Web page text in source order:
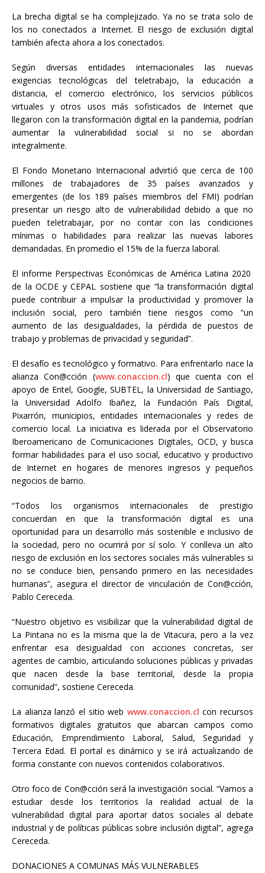
La brecha digital se ha complejizado. Ya no se trata solo de
los no conectados a Internet. El riesgo de exclusión digital
también afecta ahora a los conectados.
Según diversas entidades internacionales las nuevas
exigencias tecnológicas del teletrabajo, la educación a
distancia, el comercio electrónico, los servicios públicos
virtuales y otros usos más sofisticados de Internet que
llegaron con la transformación digital en la pandemia, podrían
aumentar la vulnerabilidad social si no se abordan
integralmente.
El Fondo Monetario Internacional advirtió que cerca de 100
millones de trabajadores de 35 países avanzados y
emergentes (de los 189 países miembros del FMI) podrían
presentar un riesgo alto de vulnerabilidad debido a que no
pueden teletrabajar, por no contar con las condiciones
mínimas o habilidades para realizar las nuevas labores
demandadas. En promedio el 15% de la fuerza laboral.
El informe Perspectivas Económicas de América Latina 2020
de la OCDE y CEPAL sostiene que “la transformación digital
puede contribuir a impulsar la productividad y promover la
inclusión social, pero también tiene riesgos como “un
aumento de las desigualdades, la pérdida de puestos de
trabajo y problemas de privacidad y seguridad”.
El desafío es tecnológico y formativo. Para enfrentarlo nace la
alianza Con@cción (www.conaccion.cl) que cuenta con el
apoyo de Entel, Google, SUBTEL, la Universidad de Santiago,
la Universidad Adolfo Ibañez, la Fundación País Digital,
Pixarrón, municipios, entidades internacionales y redes de
comercio local. La iniciativa es liderada por el Observatorio
Iberoamericano de Comunicaciones Digitales, OCD, y busca
formar habilidades para el uso social, educativo y productivo
de Internet en hogares de menores ingresos y pequeños
negocios de barrio.
“Todos los organismos internacionales de prestigio
concuerdan en que la transformación digital es una
oportunidad para un desarrollo más sostenible e inclusivo de
la sociedad, pero no ocurrirá por sí solo. Y conlleva un alto
riesgo de exclusión en los sectores sociales más vulnerables si
no se conduce bien, pensando primero en las necesidades
humanas”, asegura el director de vinculación de Con@cción,
Pablo Cereceda.
“Nuestro objetivo es visibilizar que la vulnerabilidad digital de
La Pintana no es la misma que la de Vitacura, pero a la vez
enfrentar esa desigualdad con acciones concretas, ser
agentes de cambio, articulando soluciones públicas y privadas
que nacen desde la base territorial, desde la propia
comunidad”, sostiene Cereceda.
La alianza lanzó el sitio web www.conaccion.cl con recursos
formativos digitales gratuitos que abarcan campos como
Educación, Emprendimiento Laboral, Salud, Seguridad y
Tercera Edad. El portal es dinámico y se irá actualizando de
forma constante con nuevos contenidos colaborativos.
Otro foco de Con@cción será la investigación social. “Vamos a
estudiar desde los territorios la realidad actual de la
vulnerabilidad digital para aportar datos sociales al debate
industrial y de políticas públicas sobre inclusión digital”, agrega
Cereceda.
DONACIONES A COMUNAS MÁS VULNERABLES